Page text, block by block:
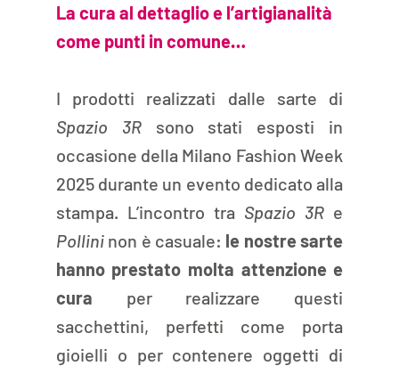
La cura al dettaglio e l’artigianalità
come punti in comune…
Spazio 3R sono stati esposti in
occasione della Milano Fashion Week
2025 durante un evento dedicato alla
stampa. L’incontro tra Spazio 3R
Pollini non è casuale: le nostre sarte
hanno prestato molta attenzione e
cura per realizzare questi
sacchettini, perfetti come porta
gioielli o per contenere oggetti di